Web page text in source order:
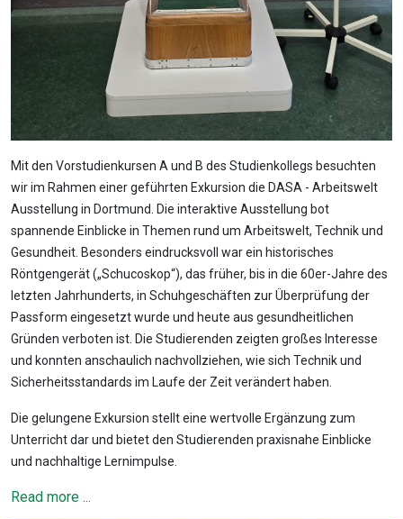
Mit den Vorstudienkursen A und B des Studienkollegs besuchten
wir im Rahmen einer geführten Exkursion die DASA - Arbeitswelt
Ausstellung in Dortmund. Die interaktive Ausstellung bot
spannende Einblicke in Themen rund um Arbeitswelt, Technik und
Gesundheit. Besonders eindrucksvoll war ein historisches
Röntgengerät („Schucoskop“), das früher, bis in die 60er-Jahre des
letzten Jahrhunderts, in Schuhgeschäften zur Überprüfung der
Passform eingesetzt wurde und heute aus gesundheitlichen
Gründen verboten ist. Die Studierenden zeigten großes Interesse
und konnten anschaulich nachvollziehen, wie sich Technik und
Sicherheitsstandards im Laufe der Zeit verändert haben.
Die gelungene Exkursion stellt eine wertvolle Ergänzung zum
Unterricht dar und bietet den Studierenden praxisnahe Einblicke
und nachhaltige Lernimpulse.
Read more ...